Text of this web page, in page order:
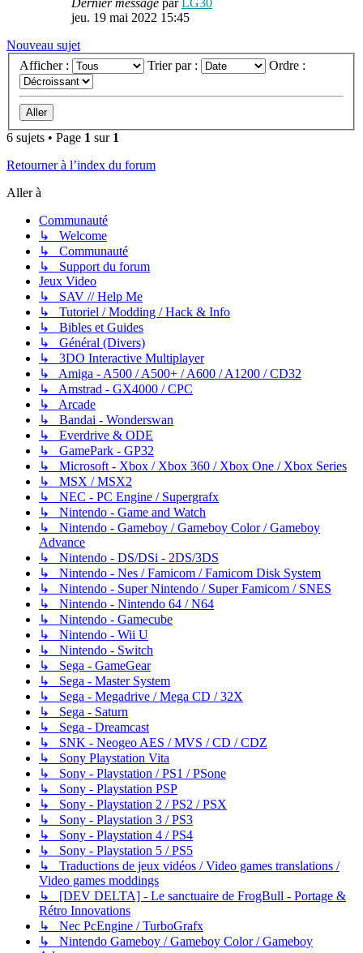
jeu. 19 mai 2022 15:45
Nouveau sujet
Afficher :
Trier par : Ordre :
6 sujets • Page 1 sur 1
Retourner à l’index du forum
Aller à
Communauté
↳ Welcome
↳ Communauté
↳ Support du forum
Jeux Video
↳ SAV // Help Me
↳ Tutoriel / Modding / Hack & Info
↳ Bibles et Guides
↳ Général (Divers)
↳ 3DO Interactive Multiplayer
↳ Amiga - A500 / A500+ / A600 / A1200 / CD32
↳ Amstrad - GX4000 / CPC
↳ Arcade
↳ Bandai - Wonderswan
↳ Everdrive & ODE
↳ GamePark - GP32
↳ Microsoft - Xbox / Xbox 360 / Xbox One / Xbox Series
↳ MSX / MSX2
↳ NEC - PC Engine / Supergrafx
↳ Nintendo - Game and Watch
↳ Nintendo - Gameboy / Gameboy Color / Gameboy
Advance
↳ Nintendo - DS/DSi - 2DS/3DS
↳ Nintendo - Nes / Famicom / Famicom Disk System
↳ Nintendo - Super Nintendo / Super Famicom / SNES
↳ Nintendo - Nintendo 64 / N64
↳ Nintendo - Gamecube
↳ Nintendo - Wii U
↳ Nintendo - Switch
↳ Sega - GameGear
↳ Sega - Master System
↳ Sega - Megadrive / Mega CD / 32X
↳ Sega - Saturn
↳ Sega - Dreamcast
↳ SNK - Neogeo AES / MVS / CD / CDZ
↳ Sony Playstation Vita
↳ Sony - Playstation / PS1 / PSone
↳ Sony - Playstation PSP
↳ Sony - Playstation 2 / PS2 / PSX
↳ Sony - Playstation 3 / PS3
↳ Sony - Playstation 4 / PS4
↳ Sony - Playstation 5 / PS5
↳ Traductions de jeux vidéos / Video games translations /
Video games moddings
↳ [DEV DELTA] - Le sanctuaire de FrogBull - Portage &
Rétro Innovations
↳ Nec PcEngine / TurboGrafx
↳ Nintendo Gameboy / Gameboy Color / Gameboy